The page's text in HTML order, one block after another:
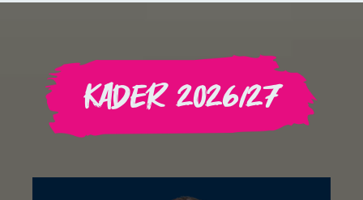
Kader 2026/27